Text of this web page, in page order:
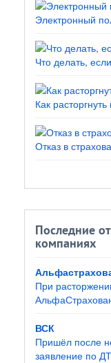
Электронный
Что делать,
Как
Отказ в
Последние
компаниях
При
ВСК
Пришёл после
заявление по